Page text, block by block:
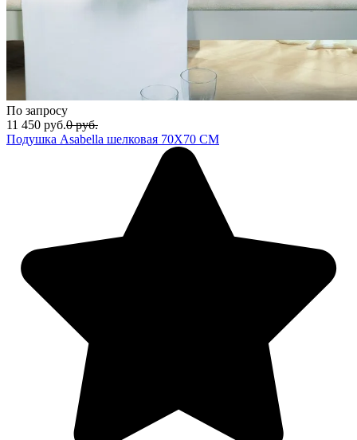
По запросу
11 450 руб.0 руб.
Подушка Asabella шелковая 70Х70 СМ